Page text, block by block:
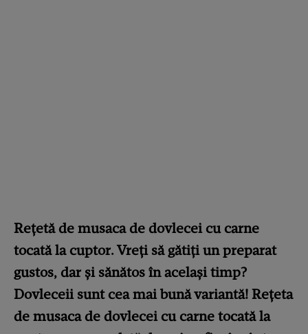
Rețetă de musaca de dovlecei cu carne
tocată la cuptor. Vreți să gătiți un preparat
gustos, dar și sănătos în același timp?
Dovleceii sunt cea mai bună variantă! Rețeta
de musaca de dovlecei cu carne tocată la